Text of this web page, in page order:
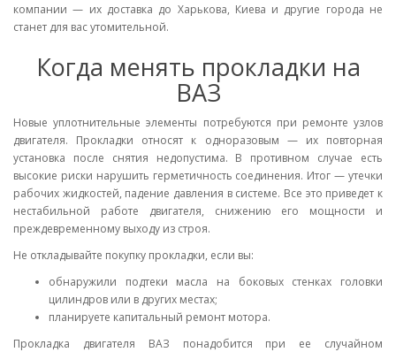
компании — их доставка до Харькова, Киева и другие города не
станет для вас утомительной.
Когда менять прокладки на
ВАЗ
Новые уплотнительные элементы потребуются при ремонте узлов
двигателя. Прокладки относят к одноразовым — их повторная
установка после снятия недопустима. В противном случае есть
высокие риски нарушить герметичность соединения. Итог — утечки
рабочих жидкостей, падение давления в системе. Все это приведет к
нестабильной работе двигателя, снижению его мощности и
преждевременному выходу из строя.
Не откладывайте покупку прокладки, если вы:
обнаружили подтеки масла на боковых стенках головки
цилиндров или в других местах;
планируете капитальный ремонт мотора.
Прокладка двигателя ВАЗ понадобится при ее случайном